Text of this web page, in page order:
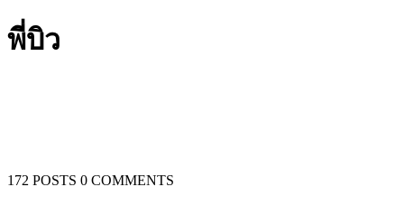
พี่บิว
172 POSTS 0 COMMENTS